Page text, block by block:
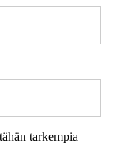
tarkempia